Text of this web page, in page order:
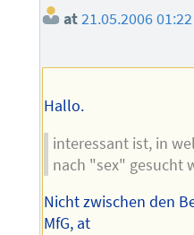
at21.05.2006 01:22
Hallo.
interessant ist, in
nach "sex" gesucht
Nicht zwischen den
MfG, at